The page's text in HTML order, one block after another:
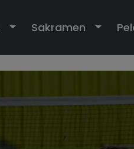
Toggle Dropdown
Sakramen